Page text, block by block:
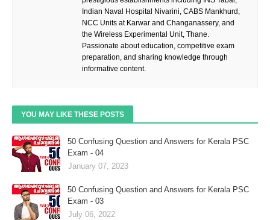
Indian Naval Hospital Nivarini, CABS Mankhurd,
NCC Units at Karwar and Changanassery, and
the Wireless Experimental Unit, Thane.
Passionate about education, competitive exam
preparation, and sharing knowledge through
informative content.
YOU MAY LIKE THESE POSTS
50 Confusing Question and Answers for Kerala PSC
Exam - 04
January 07, 2023
50 Confusing Question and Answers for Kerala PSC
Exam - 03
July 06, 2022